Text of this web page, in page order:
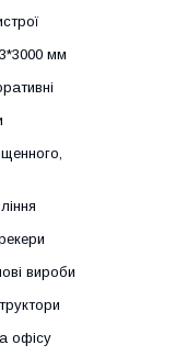
мм
вироби
офісу